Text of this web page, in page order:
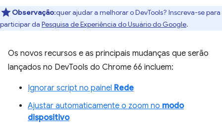
Observação:quer ajudar a melhorar o DevTools? Inscreva-se para
participar da Pesquisa de Experiência do Usuário do Google.
Os novos recursos e as principais mudanças que serão
lançados no DevTools do Chrome 66 incluem:
Ignorar script no painel Rede
Ajustar automaticamente o zoom no modo
dispositivo